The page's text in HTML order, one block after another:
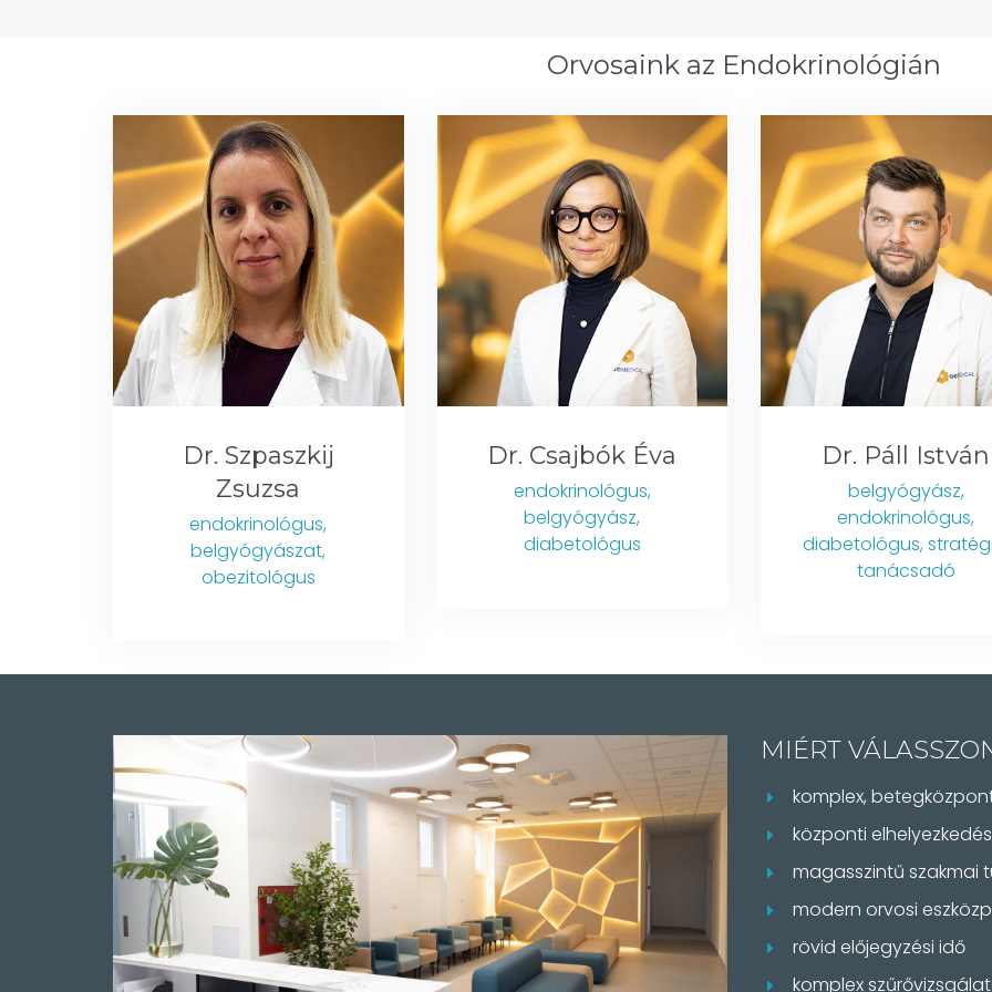
Orvosaink az Endokrinológián
Dr. Szpaszkij
Zsuzsa
endokrinológus,
belgyógyászat,
obezitológus
Dr. Csajbók Éva
endokrinológus,
belgyógyász,
diabetológus
Dr. Páll István
belgyógyász,
endokrinológus,
diabetológus,
tanácsadó
MIÉRT
komplex,
központi
magasszintű szakmai
modern orvosi
rövid előjegyzési idő
komplex